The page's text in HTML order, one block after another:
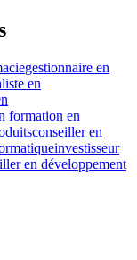
gestionnaire en
en
formation en
conseiller en
investisseur
en développement